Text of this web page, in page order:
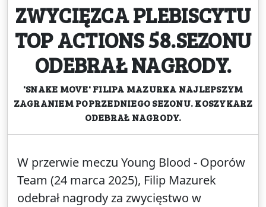
ZWYCIĘZCA PLEBISCYTU
TOP ACTIONS 58.SEZONU
ODEBRAŁ NAGRODY.
'SNAKE MOVE' FILIPA MAZURKA NAJLEPSZYM
ZAGRANIEM POPRZEDNIEGO SEZONU. KOSZYKARZ
ODEBRAŁ NAGRODY.
W przerwie meczu Young Blood - Oporów
Team (24 marca 2025), Filip Mazurek
odebrał nagrody za zwycięstwo w